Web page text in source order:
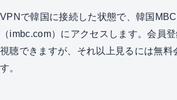
VPNで韓国に接続した状態で、韓国
（imbc.com）にアクセスします。会員
視聴できますが、それ以上見るには無料
す。